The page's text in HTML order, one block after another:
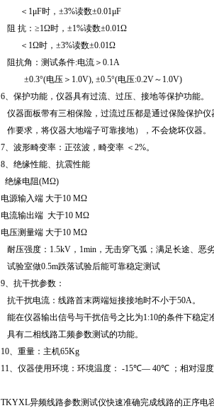
＜ 1μF时，±3%读数±0.01μF
阻 抗：≥1Ω时，±1%读数±0.01Ω
＜ 1Ω时，±3%读数±0.01Ω
阻抗角：测试条件:电流＞ 0.1A
±0.3°(电压＞ 1.0V), ±0.5°(电压:0.2V～ 1.0V)
6、保护功能，仪器具有过流、过压、接地等保护功能。
仪器面板带有三相保险，过流过压都是通过保险保护
作要求，将仪器大地端子可靠接地），不会烧坏仪器。
7、波形畸变率：正弦波，畸变率 ＜ 2%。
8、绝缘性能、抗震性能
绝缘电阻(MΩ)
电源输入端 大于10 MΩ
电流输出端 大于10 MΩ
电压测量端 大于10 MΩ
耐压强度： 1.5kV ， 1min ，无击穿飞弧；满足长途、恶
试验室做0.5m跌落试验后能可靠稳定测试
9、抗干扰参数：
抗干扰电流：线路首末两端短接接地时不小于50A。
能在仪器输出信号与干扰信号之比为1:10的条件下稳定
具有二相线路工频参数测试的功能。
10、重量：主机65Kg
11、仪器使用环境：环境温度： -15℃— 40℃ ；相对湿
TKYXL异频线路参数测试仪快速准确完成线路的正序电